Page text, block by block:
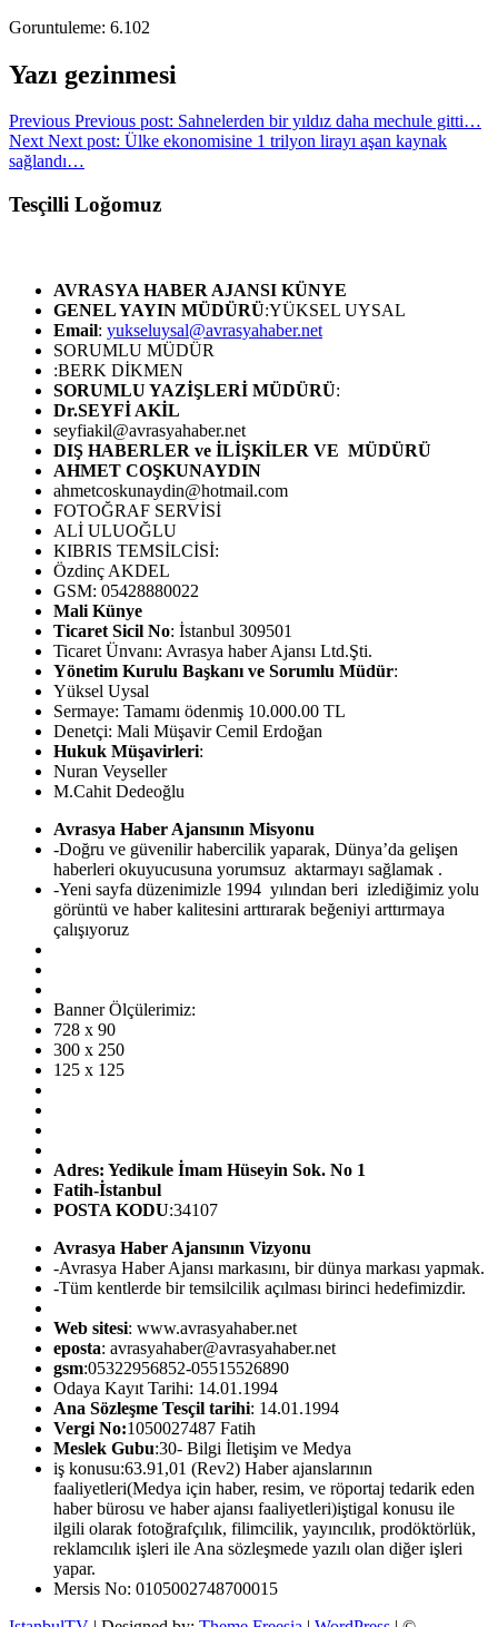
Goruntuleme: 6.102
Yazı gezinmesi
Previous Previous post: Sahnelerden bir yıldız daha mechule gitti…
Next Next post: Ülke ekonomisine 1 trilyon lirayı aşan kaynak
sağlandı…
Tesçilli Loğomuz
AVRASYA HABER AJANSI KÜNYE
GENEL YAYIN MÜDÜRÜ:YÜKSEL UYSAL
Email: yukseluysal@avrasyahaber.net
SORUMLU MÜDÜR
:BERK DİKMEN
SORUMLU YAZİŞLERİ MÜDÜRÜ:
Dr.SEYFİ AKİL
seyfiakil@avrasyahaber.net
DIŞ HABERLER ve İLİŞKİLER VE MÜDÜRÜ
AHMET COŞKUNAYDIN
ahmetcoskunaydin@hotmail.com
FOTOĞRAF SERVİSİ
ALİ ULUOĞLU
KIBRIS TEMSİLCİSİ:
Özdinç AKDEL
GSM: 05428880022
Mali Künye
Ticaret Sicil No: İstanbul 309501
Ticaret Ünvanı: Avrasya haber Ajansı Ltd.Şti.
Yönetim Kurulu Başkanı ve Sorumlu Müdür:
Yüksel Uysal
Sermaye: Tamamı ödenmiş 10.000.00 TL
Denetçi: Mali Müşavir Cemil Erdoğan
Hukuk Müşavirleri:
Nuran Veyseller
M.Cahit Dedeoğlu
Avrasya Haber Ajansının Misyonu
-Doğru ve güvenilir habercilik yaparak, Dünya’da gelişen
haberleri okuyucusuna yorumsuz aktarmayı sağlamak .
-Yeni sayfa düzenimizle 1994 yılından beri izlediğimiz yolu
görüntü ve haber kalitesini arttırarak beğeniyi arttırmaya
çalışıyoruz
Banner Ölçülerimiz:
728 x 90
300 x 250
125 x 125
Adres: Yedikule İmam Hüseyin Sok. No 1
Fatih-İstanbul
POSTA KODU:34107
Avrasya Haber Ajansının Vizyonu
-Avrasya Haber Ajansı markasını, bir dünya markası yapmak.
-Tüm kentlerde bir temsilcilik açılması birinci hedefimizdir.
Web sitesi: www.avrasyahaber.net
eposta: avrasyahaber@avrasyahaber.net
gsm:05322956852-05515526890
Odaya Kayıt Tarihi: 14.01.1994
Ana Sözleşme Tesçil tarihi: 14.01.1994
Vergi No:1050027487 Fatih
Meslek Gubu:30- Bilgi İletişim ve Medya
iş konusu:63.91,01 (Rev2) Haber ajanslarının
faaliyetleri(Medya için haber, resim, ve röportaj tedarik eden
haber bürosu ve haber ajansı faaliyetleri)iştigal konusu ile
ilgili olarak fotoğrafçılık, filimcilik, yayıncılık, prodöktörlük,
reklamcılık işleri ile Ana sözleşmede yazılı olan diğer işleri
yapar.
Mersis No: 0105002748700015